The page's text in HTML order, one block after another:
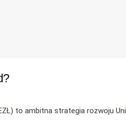
to ambitna strategia rozwoju